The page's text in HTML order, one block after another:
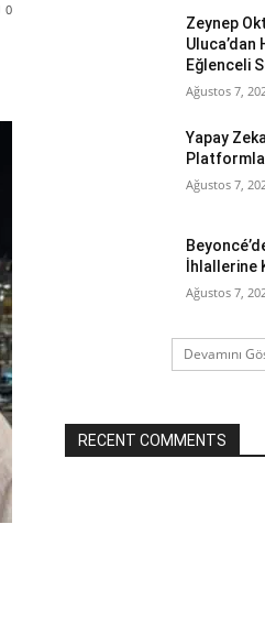
0
Zeynep
Uluca’dan
Eğlenceli
Ağustos 7,
Yapay
Ağustos 7,
İhlallerine
Ağustos 7,
Devamını
RECENT COMMENTS